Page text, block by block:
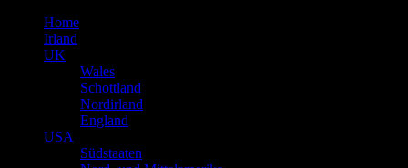
Home
Irland
UK
Wales
Schottland
Nordirland
England
USA
Südstaaten